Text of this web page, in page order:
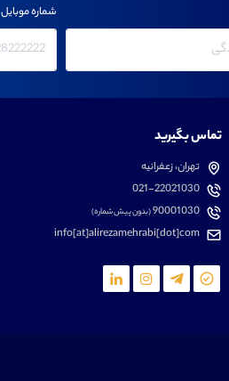
شماره موبایل
تماس بگیرید
تهران، زعفرانیه
021-22021030
90001030(بدون پیش شماره)
info[at]alirezamehrabi[dot]com